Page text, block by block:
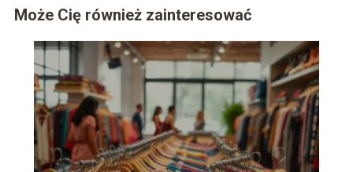
Może Cię również zainteresować